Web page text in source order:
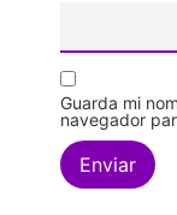
Guarda mi
navegador